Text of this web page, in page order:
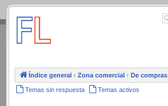
.
Índice general ‹ Zona comercial ‹ De compras
Temas sin respuesta Temas activos